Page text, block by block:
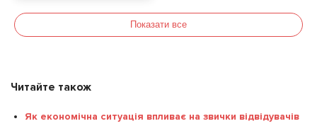
культуру в Україні
Показати все
Читайте також
Як економічна ситуація впливає на звички відвідувачів